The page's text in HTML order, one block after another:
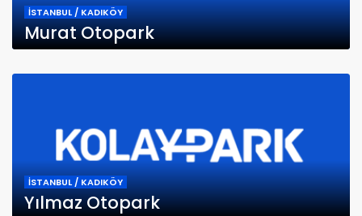
İSTANBUL / KADIKÖY
Murat Otopark
İSTANBUL / KADIKÖY
Yılmaz Otopark